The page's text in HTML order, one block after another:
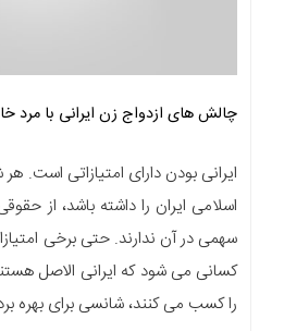
چالش های ازدواج زن ایرانی با مرد
ایرانی بودن دارای امتیازاتی
اسلامی ایران را داشته باشد، از
سهمی در آن ندارند. حتی برخی
کسانی می شود که ایرانی الاصل
را کسب می کنند، شانسی برای بهره